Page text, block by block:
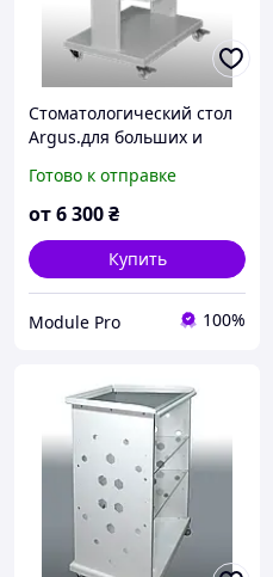
Стоматологический стол
Argus.для больших и
электроприборов
Готово к отправке
от6 300₴
Купить
Module Pro 100%